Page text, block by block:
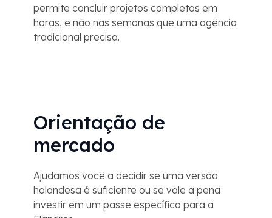
permite concluir projetos completos em
horas, e não nas semanas que uma agência
tradicional precisa.
Orientação de
mercado
Ajudamos você a decidir se uma versão
holandesa é suficiente ou se vale a pena
investir em um passe específico para a